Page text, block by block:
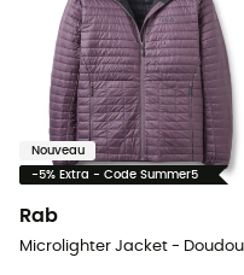
Nouveau
-5% Extra - Code Summer5
Rab